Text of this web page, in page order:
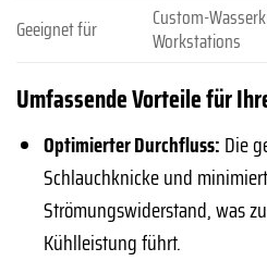
Geeignet für
Custom-
Workstations
Umfassende Vorteile für
Optimierter Durchfluss: Die
Schlauchknicke und
Strömungswiderstand, was
Kühlleistung führt.